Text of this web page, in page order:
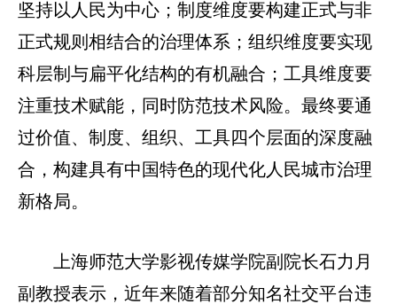
坚持以人民为中心；制度维度要构建正式与非
正式规则相结合的治理体系；组织维度要实现
科层制与扁平化结构的有机融合；工具维度要
注重技术赋能，同时防范技术风险。最终要通
过价值、制度、组织、工具四个层面的深度融
合，构建具有中国特色的现代化人民城市治理
新格局。
上海师范大学影视传媒学院副院长石力月
副教授表示，近年来随着部分知名社交平台违